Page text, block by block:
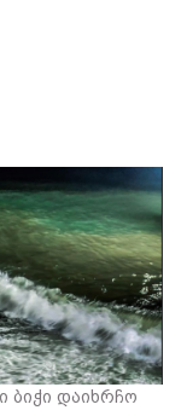
ბიჭი დაიხრჩო